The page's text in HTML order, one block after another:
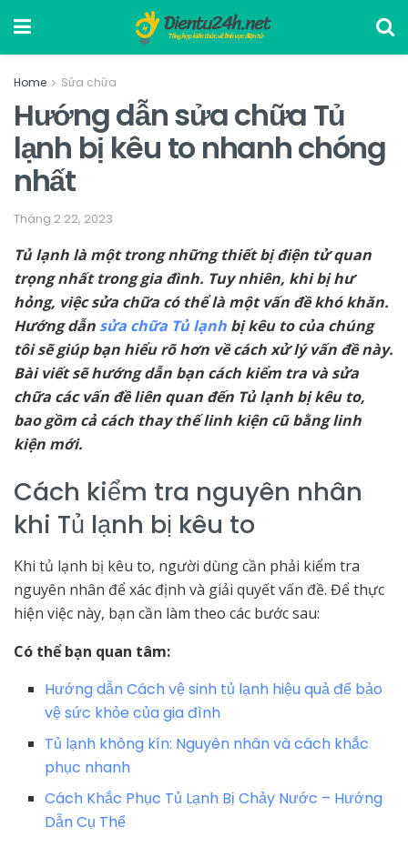
Home Sửa chữa
Hướng dẫn sửa chữa Tủ
lạnh bị kêu to nhanh chóng
nhất
Tháng 2 22, 2023
Tủ lạnh là một trong những thiết bị điện tử quan
trọng nhất trong gia đình. Tuy nhiên, khi bị hư
hỏng, việc sửa chữa có thể là một vấn đề khó khăn.
Hướng dẫn sửa chữa Tủ lạnh bị kêu to của chúng
tôi sẽ giúp bạn hiểu rõ hơn về cách xử lý vấn đề này.
Bài viết sẽ hướng dẫn bạn cách kiểm tra và sửa
chữa các vấn đề liên quan đến Tủ lạnh bị kêu to,
bao gồm cả cách thay thế linh kiện cũ bằng linh
kiện mới.
Cách kiểm tra nguyên nhân
khi Tủ lạnh bị kêu to
Khi tủ lạnh bị kêu to, người dùng cần phải kiểm tra
nguyên nhân để xác định và giải quyết vấn đề. Để thực
hiện việc này, bạn cần làm theo các bước sau:
Có thể bạn quan tâm:
Hướng dẫn Cách vệ sinh tủ lạnh hiệu quả để bảo
vệ sức khỏe của gia đình
Tủ lạnh không kín: Nguyên nhân và cách khắc
phục nhanh
Cách Khắc Phục Tủ Lạnh Bị Chảy Nước – Hướng
Dẫn Cụ Thể